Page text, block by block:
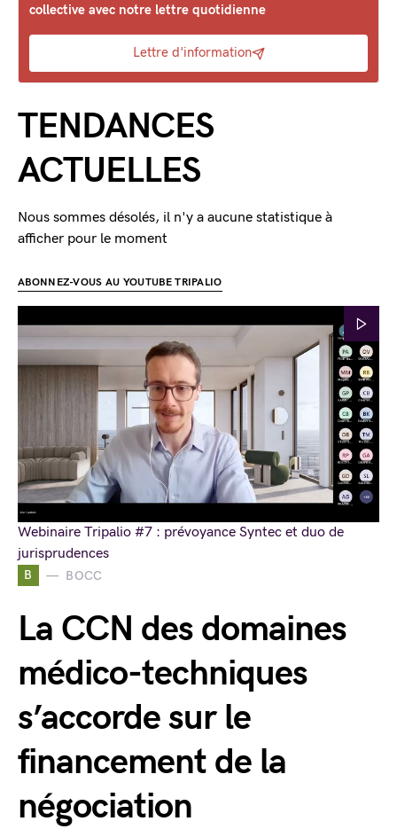
B BOCC
La CCN des domaines
médico-techniques
s’accorde sur le
financement de la
négociation
collective avec notre lettre quotidienne
Lettre d'information
TENDANCES
ACTUELLES
Nous sommes désolés, il n'y a aucune statistique à
afficher pour le moment
ABONNEZ-VOUS AU YOUTUBE TRIPALIO
Webinaire Tripalio #7 : prévoyance Syntec et duo de
jurisprudences